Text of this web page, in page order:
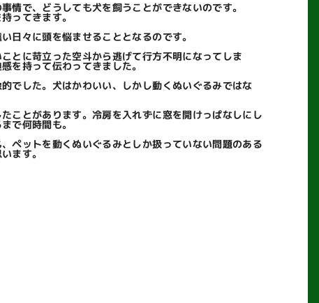
で、どうしても犬を飼うことができないのです。
ってきます。
日々に頭を悩ませることとなるのです。
とに苛立った空斗から逃げて行方不明になってしま
を持って伝わってきました。
でした。犬はかわいい、しかし動くぬいぐるみではな
ことがあります。冷房を入れずに窓を開けっぱなしにし
で何時間も。
ペットを動くぬいぐるみとしか扱っていない問題のある
ます。